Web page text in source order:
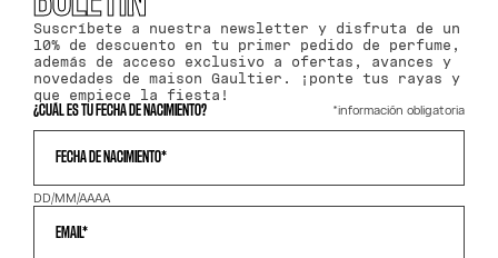
Suscríbete a nuestra newsletter y disfruta de un
10% de descuento en tu primer pedido de perfume,
además de acceso exclusivo a ofertas, avances y
novedades de maison Gaultier. ¡ponte tus rayas y
que empiece la fiesta!
¿CUÁL ES TU FECHA DE NACIMIENTO? *información obligatoria
FECHA DE NACIMIENTO*
DD/MM/AAAA
EMAIL*